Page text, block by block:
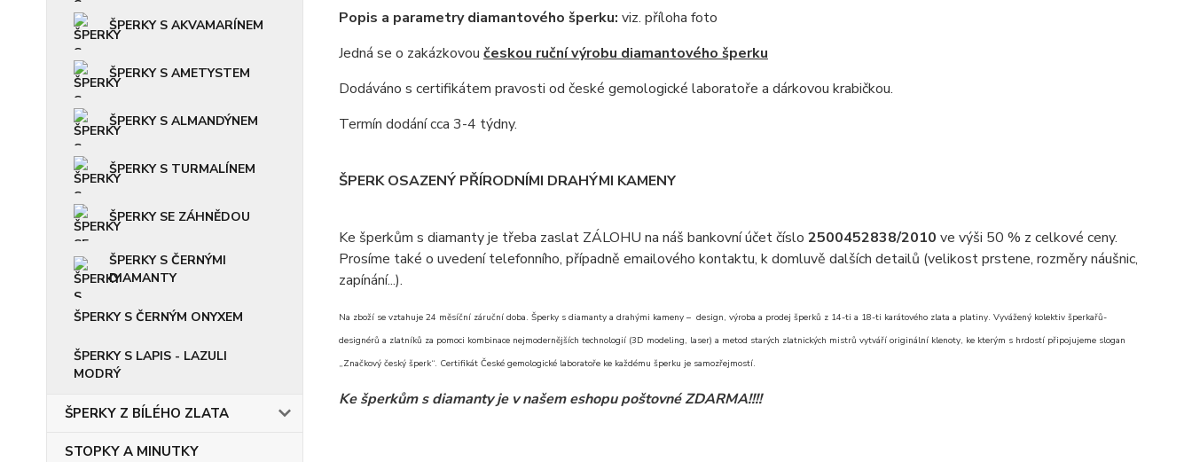
ŠPERKY S AKVAMARÍNEM
ŠPERKY S AMETYSTEM
ŠPERKY S ALMANDÝNEM
ŠPERKY S TURMALÍNEM
ŠPERKY SE ZÁHNĚDOU
ŠPERKY S ČERNÝMI
DIAMANTY
ŠPERKY S ČERNÝM ONYXEM
ŠPERKY S LAPIS - LAZULI
MODRÝ
ŠPERKY Z BÍLÉHO ZLATA
STOPKY A MINUTKY
Popis a parametry diamantového šperku: viz. příloha foto
Jedná se o zakázkovou českou ruční výrobu diamantového šperku
Dodáváno s certifikátem pravosti od české gemologické laboratoře a dárkovou krabičkou.
Termín dodání cca 3-4 týdny.
ŠPERK OSAZENÝ PŘÍRODNÍMI DRAHÝMI KAMENY
Ke šperkům s diamanty je třeba zaslat ZÁLOHU na náš bankovní účet číslo 2500452838/2010 ve výši 50 % z celkové ceny.
Prosíme také o uvedení telefonního, případně emailového kontaktu, k domluvě dalších detailů (velikost prstene, rozměry náušnic,
zapínání...).
Na zboží se vztahuje 24 měsíční záruční doba. Šperky s diamanty a drahými kameny – design, výroba a prodej šperků z 14-ti a 18-ti karátového zlata a platiny. Vyvážený kolektiv šperkařů-
designérů a zlatníků za pomoci kombinace nejmodernějších technologií (3D modeling, laser) a metod starých zlatnických mistrů vytváří originální klenoty, ke kterým s hrdostí připojujeme slogan
„Značkový český šperk“. Certifikát České gemologické laboratoře ke každému šperku je samozřejmostí.
Ke šperkům s diamanty je v našem eshopu poštovné ZDARMA!!!!